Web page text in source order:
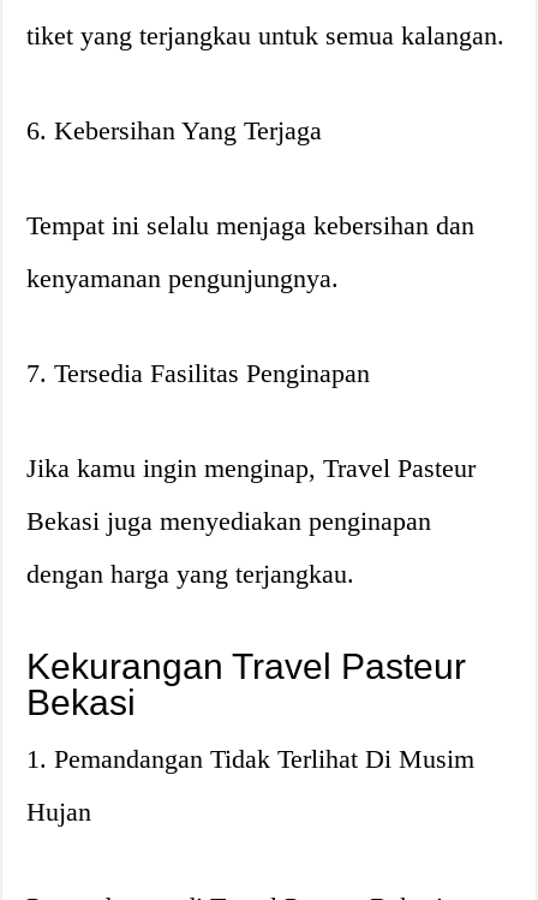
tiket yang terjangkau untuk semua kalangan.
6. Kebersihan Yang Terjaga
Tempat ini selalu menjaga kebersihan dan
kenyamanan pengunjungnya.
7. Tersedia Fasilitas Penginapan
Jika kamu ingin menginap, Travel Pasteur
Bekasi juga menyediakan penginapan
dengan harga yang terjangkau.
Kekurangan Travel Pasteur
Bekasi
1. Pemandangan Tidak Terlihat Di Musim
Hujan